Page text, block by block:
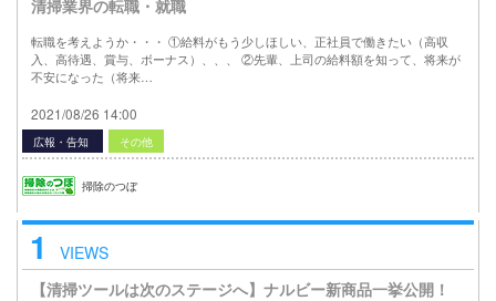
清掃業界の転職・就職
転職を考えようか・・・ ①給料がもう少しほしい、正社員で働きたい（高収
入、高待遇、賞与、ボーナス）、、、 ②先輩、上司の給料額を知って、将来が
不安になった（将来…
2021/08/26 14:00
広報・告知 その他
掃除のつぼ
1
VIEWS
【清掃ツールは次のステージへ】ナルビー新商品一挙公開！